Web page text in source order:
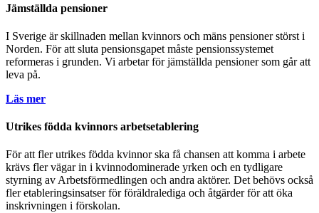
Jämställda pensioner
I Sverige är skillnaden mellan kvinnors och mäns pensioner störst i
Norden. För att sluta pensionsgapet måste pensionssystemet
reformeras i grunden. Vi arbetar för jämställda pensioner som går att
leva på.
Läs mer
Utrikes födda kvinnors arbetsetablering
För att fler utrikes födda kvinnor ska få chansen att komma i arbete
krävs fler vägar in i kvinnodominerade yrken och en tydligare
styrning av Arbetsförmedlingen och andra aktörer. Det behövs också
fler etableringsinsatser för föräldralediga och åtgärder för att öka
inskrivningen i förskolan.